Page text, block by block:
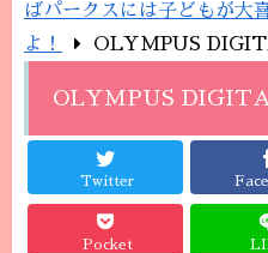
ばパークスには子どもが大
よ！
OLYMPUS
OLYMPUS
Twitter
Pocket